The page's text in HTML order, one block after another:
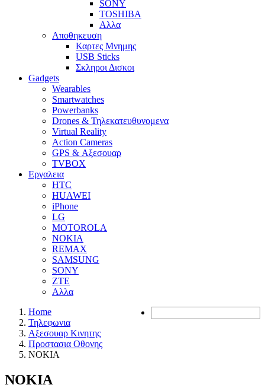
SONY
TOSHIBA
Αλλα
Αποθηκευση
Καρτες Μνημης
USB Sticks
Σκληροι Δισκοι
Gadgets
Wearables
Smartwatches
Powerbanks
Drones & Τηλεκατευθυνομενα
Virtual Reality
Action Cameras
GPS & Αξεσουαρ
TVBOX
Εργαλεια
HTC
HUAWEI
iPhone
LG
MOTOROLA
NOKIA
REMAX
SAMSUNG
SONY
ZTE
Αλλα
Home
Τηλεφωνια
Αξεσουαρ Κινητης
Προστασια Οθονης
NOKIA
NOKIA